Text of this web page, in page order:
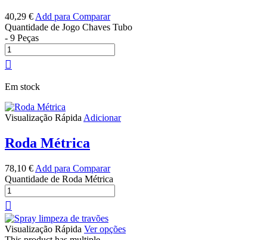
40,29 € Add para Comparar
Quantidade de Jogo Chaves Tubo
- 9 Peças
Em stock
Visualização Rápida Adicionar
Roda Métrica
78,10 € Add para Comparar
Quantidade de Roda Métrica
Visualização Rápida Ver opções